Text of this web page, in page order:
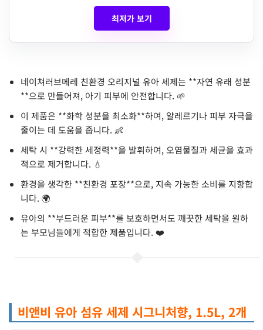
최저가 보기
네이쳐러브메레 친환경 오리지널 유아 세제는 **자연 유래 성분
**으로 만들어져, 아기 피부에 안전합니다. 🌱
이 제품은 **화학 성분을 최소화**하여, 알레르기나 피부 자극을
줄이는 데 도움을 줍니다. 👶
세탁 시 **강력한 세정력**을 발휘하여, 오염물질과 세균을 효과
적으로 제거합니다. 💧
환경을 생각한 **친환경 포장**으로, 지속 가능한 소비를 지향합
니다. 🌍
유아의 **부드러운 피부**를 보호하면서도 깨끗한 세탁을 원하
는 부모님들에게 적합한 제품입니다. ❤️
비앤비 유아 섬유 세제 시그니처향, 1.5L, 2개